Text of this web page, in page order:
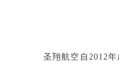
圣翔航空自2012